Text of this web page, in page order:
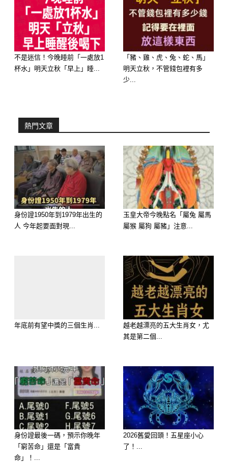
屬兔的朋友近期人際運相當不錯，容易
透過朋友介紹獲得新的賺錢機會。6月2
日至4日期間，可能會收到意想不到的
好消息，原本停滯的事情也開始有了進
建議把握與人合作的機會，說不定一個
簡單的決定，就能為自己帶來額外收
不是迷信！今晚睡前「一處放1
杯水」明天立秋「早上」睡...
「豬、雞、虎、兔、蛇、馬」
明天立秋，不管錢包裡有多
少...
熱門文章
身份證1950年到1979年出生的
人 今年起要面對現...
玉皇大帝今晚點名「屬兔 屬馬
屬猴 屬狗 屬豬」注意...
年底前有望中獎的三個生肖...
越老越漂亮的五大生肖女，尤
其是第二個...
身份證最後一碼，預示你晚年
「窮苦命」還是「富貴
命」！...
2026舊愛回頭！五星座小心
了！...